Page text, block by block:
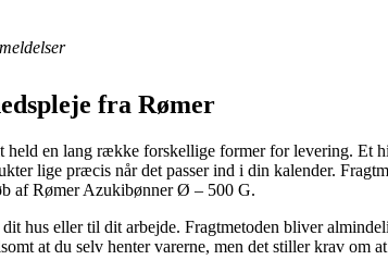
fra Rømer
en lang række forskellige former for levering. Et
lige præcis når det passer ind i din kalender.
af Rømer Azukibønner Ø – 500 G.
hus eller til dit arbejde. Fragtmetoden bliver
at du selv henter varerne, men det stiller krav om